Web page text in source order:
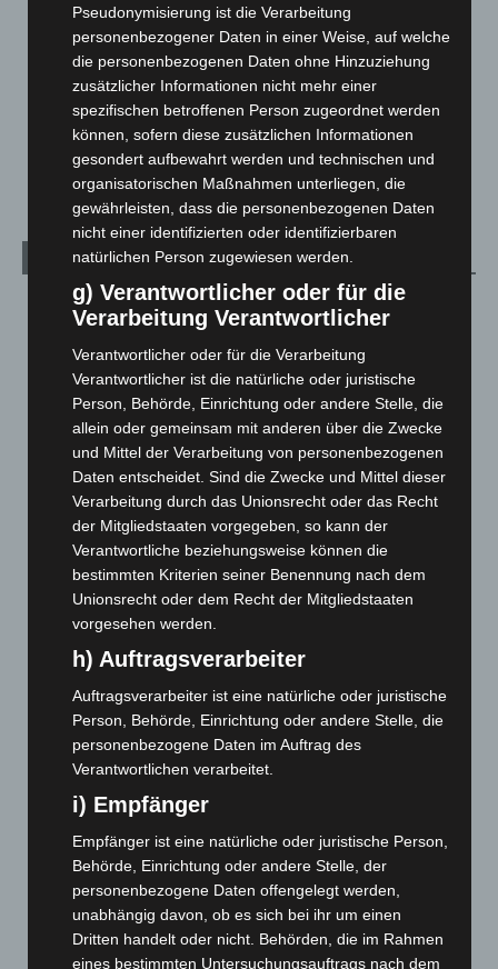
Leserbriefe
Menschen
Veranstaltungen
1.270
Archiv
August 2026(12)
Juni 2026(139)
Mai 2026(99)
April 2026 (99)
März 2026 (115)
Februar 2026(109)
Januar 2026(122)
Dezember 2025(103)
November 2025(114)
Oktober 2025
September 2025(93)
August 2025(90)
Juli 2025(90)
Juni 2025(103)
Mai 2025(112)
April 2025(88)
März 2025(111)
Februar 2025
(96)
Januar 2025 (88)
Pseudonymisierung ist die Verarbeitung
personenbezogener Daten in einer Weise, auf welche
die personenbezogenen Daten ohne Hinzuziehung
zusätzlicher Informationen nicht mehr einer
spezifischen betroffenen Person zugeordnet werden
können, sofern diese zusätzlichen Informationen
gesondert aufbewahrt werden und technischen und
organisatorischen Maßnahmen unterliegen, die
gewährleisten, dass die personenbezogenen Daten
nicht einer identifizierten oder identifizierbaren
natürlichen Person zugewiesen werden.
g) Verantwortlicher oder für die
Verarbeitung Verantwortlicher
Verantwortlicher oder für die Verarbeitung
Verantwortlicher ist die natürliche oder juristische
Person, Behörde, Einrichtung oder andere Stelle, die
allein oder gemeinsam mit anderen über die Zwecke
und Mittel der Verarbeitung von personenbezogenen
Daten entscheidet. Sind die Zwecke und Mittel dieser
Verarbeitung durch das Unionsrecht oder das Recht
der Mitgliedstaaten vorgegeben, so kann der
Verantwortliche beziehungsweise können die
bestimmten Kriterien seiner Benennung nach dem
Unionsrecht oder dem Recht der Mitgliedstaaten
vorgesehen werden.
h) Auftragsverarbeiter
Auftragsverarbeiter ist eine natürliche oder juristische
Person, Behörde, Einrichtung oder andere Stelle, die
personenbezogene Daten im Auftrag des
Verantwortlichen verarbeitet.
i) Empfänger
Empfänger ist eine natürliche oder juristische Person,
Behörde, Einrichtung oder andere Stelle, der
personenbezogene Daten offengelegt werden,
unabhängig davon, ob es sich bei ihr um einen
Dritten handelt oder nicht. Behörden, die im Rahmen
eines bestimmten Untersuchungsauftrags nach dem